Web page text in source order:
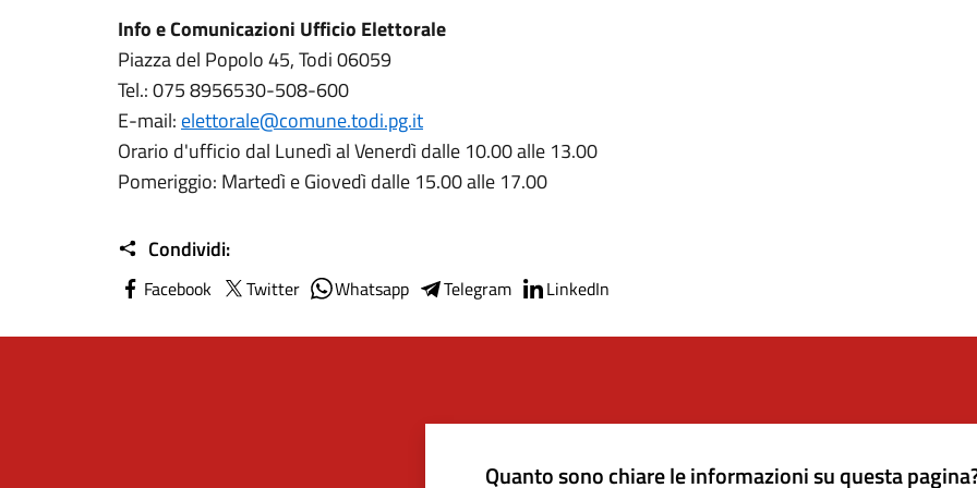
Info e Comunicazioni Ufficio Elettorale
Piazza del Popolo 45, Todi 06059
Tel.: 075 8956530-508-600
E-mail: elettorale@comune.todi.pg.it
Orario d'ufficio dal Lunedì al Venerdì dalle 10.00 alle 13.00
Pomeriggio: Martedì e Giovedì dalle 15.00 alle 17.00
Condividi:
Facebook Twitter Whatsapp Telegram LinkedIn
Quanto sono chiare le informazioni su questa